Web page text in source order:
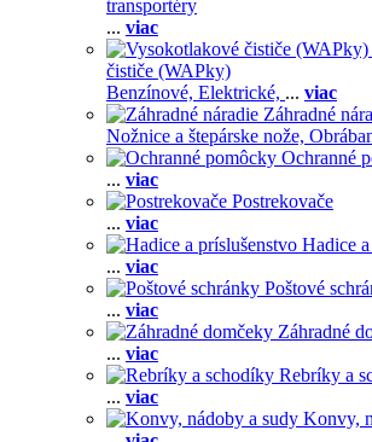
transportéry
... viac
čističe (WAPky)
Benzínové, Elektrické, ... viac
Záhradné
Nožnice a štepárske nože,
Ochranné
... viac
Postrekovače
... viac
Hadice
... viac
Poštové
... viac
Záhradné
... viac
Rebríky a
... viac
Konvy,